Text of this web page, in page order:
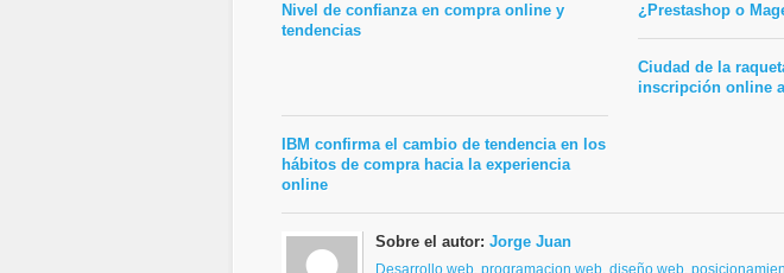
Nivel de confianza en compra online y
tendencias
¿Prestashop o
Ciudad de la
inscripción online
IBM confirma el cambio de tendencia en los
hábitos de compra hacia la experiencia
online
Sobre el autor: Jorge Juan
Desarrollo web, programacion web, diseño web,